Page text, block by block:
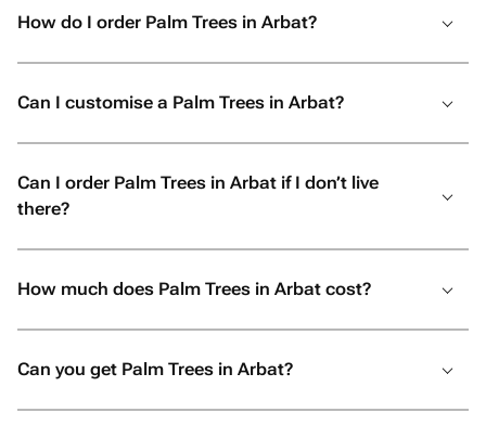
уверенными, что всё будет
точно не пожалеете!
How do I order Palm Trees in Arbat?
Can I customise a Palm Trees in Arbat?
Can I order Palm Trees in Arbat if I don’t live
there?
How much does Palm Trees in Arbat cost?
Can you get Palm Trees in Arbat?